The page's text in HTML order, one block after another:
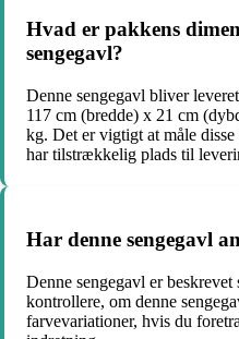
Hvad er pakkens
sengegavl?
Denne sengegavl bliver
117 cm (bredde) x 21 cm
kg. Det er vigtigt at måle
har tilstrækkelig plads til
Har denne sengegavl
Denne sengegavl er
kontrollere, om denne
farvevariationer, hvis du